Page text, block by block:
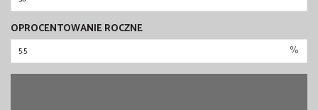
OPROCENTOWANIE ROCZNE
%